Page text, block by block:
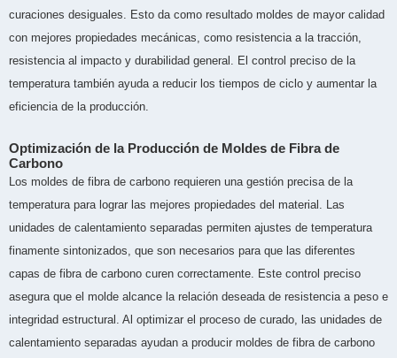
curaciones desiguales. Esto da como resultado moldes de mayor calidad
con mejores propiedades mecánicas, como resistencia a la tracción,
resistencia al impacto y durabilidad general. El control preciso de la
temperatura también ayuda a reducir los tiempos de ciclo y aumentar la
eficiencia de la producción.
Optimización de la Producción de Moldes de Fibra de
Carbono
Los moldes de fibra de carbono requieren una gestión precisa de la
temperatura para lograr las mejores propiedades del material. Las
unidades de calentamiento separadas permiten ajustes de temperatura
finamente sintonizados, que son necesarios para que las diferentes
capas de fibra de carbono curen correctamente. Este control preciso
asegura que el molde alcance la relación deseada de resistencia a peso e
integridad estructural. Al optimizar el proceso de curado, las unidades de
calentamiento separadas ayudan a producir moldes de fibra de carbono